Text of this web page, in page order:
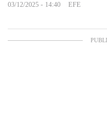
03/12/2025 - 14:40 EFE